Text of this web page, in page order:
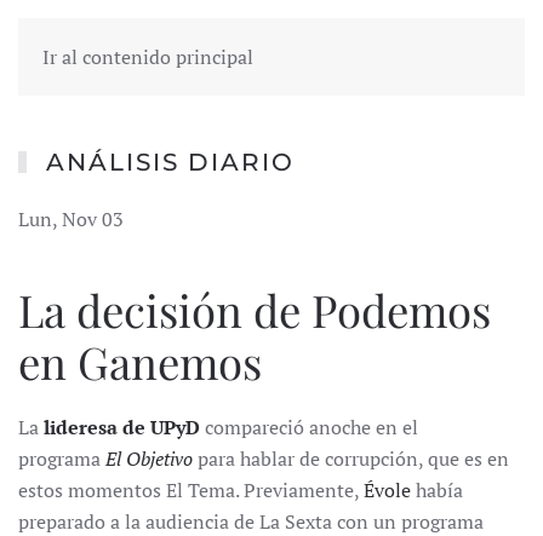
Ir al contenido principal
ANÁLISIS DIARIO
Lun, Nov 03
La decisión de Podemos
en Ganemos
Lalideresa de UPyDcompareció anoche en el
programaEl Objetivopara hablar de corrupción, que es en
estos momentos El Tema. Previamente,Évolehabía
preparado a la audiencia de La Sexta con un programa